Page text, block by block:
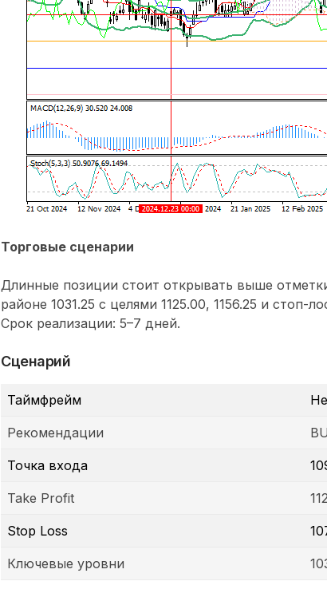
Торговые сценарии
Длинные позиции стоит открывать выше
районе 1031.25 с целями 1125.00, 1156.25 и стоп-
Срок реализации: 5–7 дней.
Сценарий
Таймфрейм
Рекомендации
Точка входа
Take Profit
Stop Loss
Ключевые уровни